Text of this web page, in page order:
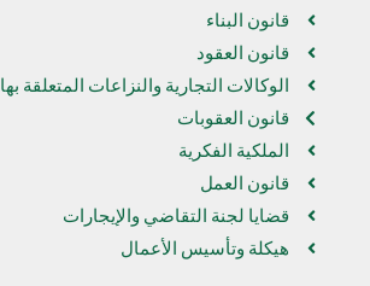
قانون البناء
قانون العقود
الوكالات التجارية والنزاعات المتعلقة بها
قانون العقوبات
الملكية الفكرية
قانون العمل
قضايا لجنة التقاضي والإيجارات
هيكلة وتأسيس الأعمال